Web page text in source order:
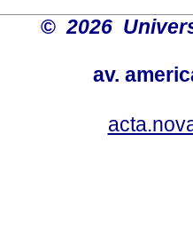
© 2026
av.